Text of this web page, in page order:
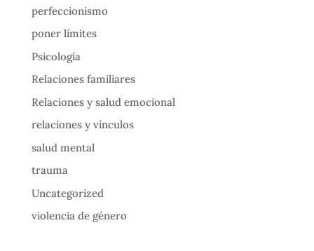
perfeccionismo
poner límites
Psicología
Relaciones familiares
Relaciones y salud emocional
relaciones y vínculos
salud mental
trauma
Uncategorized
violencia de género